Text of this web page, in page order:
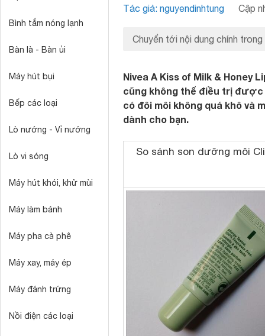
Bình tắm nóng lạnh
Bàn là - Bàn ủi
Máy hút bụi
Bếp các loại
Lò nướng - Vỉ nướng
Lò vi sóng
Máy hút khói, khử mùi
Máy làm bánh
Máy pha cà phê
Máy xay, máy ép
Máy đánh trứng
Nồi điện các loại
Tác giả: nguyendinhtung Cập
Chuyển tới nội dung chính trong
Nivea A Kiss of Milk & Honey
cũng không thể điều trị được
có đôi môi không quá khô và
dành cho bạn.
So sánh son dưỡng môi